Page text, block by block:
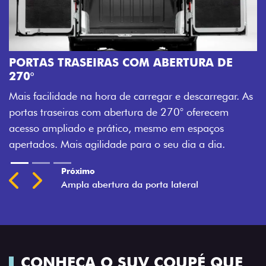
PORTAS TRASEIRAS COM ABERTURA DE
270°
Mais facilidade na hora de carregar e descarregar. As
portas traseiras com abertura de 270° oferecem
acesso ampliado e prático, mesmo em espaços
apertados. Mais agilidade para o seu dia a dia.
Previous
Next
CONHEÇA O SUV COUPÉ QUE